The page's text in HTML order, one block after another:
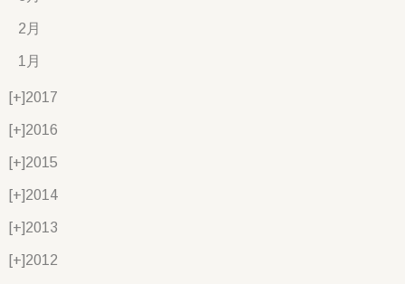
2月
1月
[+]2017
[+]2016
[+]2015
[+]2014
[+]2013
[+]2012